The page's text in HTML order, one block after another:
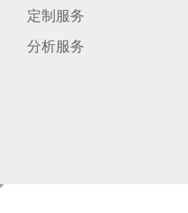
定制服务
分析服务